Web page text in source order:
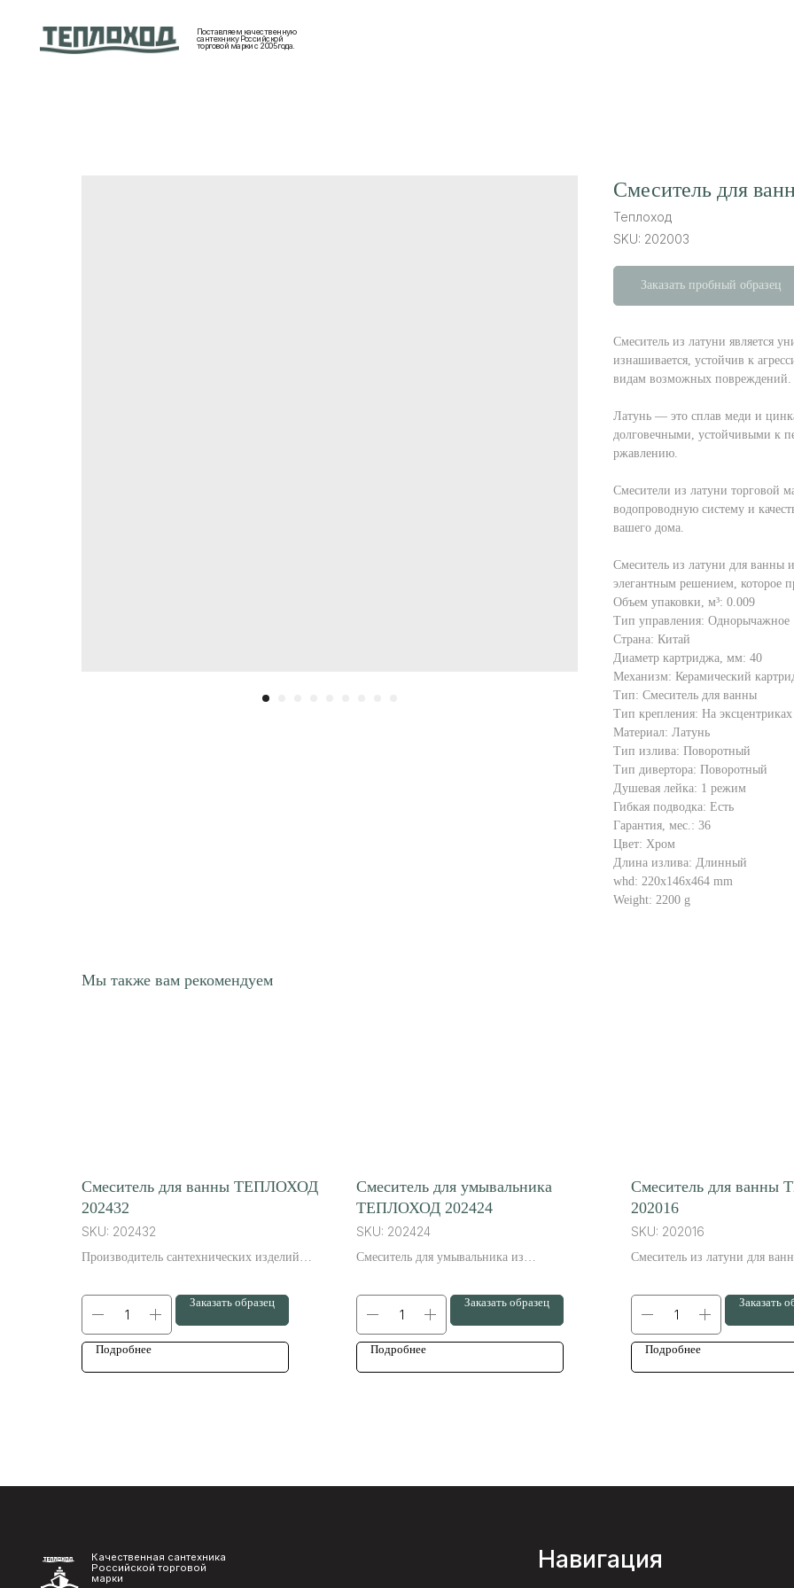
Напишите нам,
Поставляем качественную
сантехнику Российской
торговой марки с 2005 года.
Смеситель для
Теплоход
SKU: 202003
Заказать пробный образец
Смеситель из латуни является
изнашивается, устойчив к
видам возможных повреждений.
Латунь — это сплав меди и
долговечными, устойчивыми к
ржавлению.
Смесители из латуни торговой
водопроводную систему и
вашего дома.
Смеситель из латуни для ванны
элегантным решением, которое
Объем упаковки, м³: 0.009
Тип управления: Однорычажное
Страна: Китай
Диаметр картриджа, мм: 40
Механизм: Керамический
Тип: Смеситель для ванны
Тип крепления: На эксцентриках
Материал: Латунь
Тип излива: Поворотный
Тип дивертора: Поворотный
Душевая лейка: 1 режим
Гибкая подводка: Есть
Гарантия, мес.: 36
Цвет: Хром
Длина излива: Длинный
whd: 220x146x464 mm
Weight: 2200 g
Мы также вам рекомендуем
Смеситель для ванны ТЕПЛОХОД
202432
SKU: 202432
Производитель сантехнических изделий
торговая марка. Смеситель для ванны и
душа из нержавеющей стали отлично
подойдет в интерьер современного стиля.
Заказать образец
Подробнее
Смеситель для умывальника
ТЕПЛОХОД 202424
SKU: 202424
Смеситель для умывальника из
Заказать образец
Подробнее
Смеситель для
202016
SKU: 202016
Смеситель из латуни для
элегантным решением,
вам много лет.
Заказать
Подробнее
ИНН 032308973100